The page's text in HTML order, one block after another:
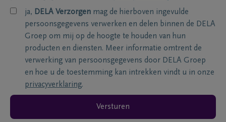
ja, DELA Verzorgen mag de hierboven ingevulde
persoonsgegevens verwerken en delen binnen de DELA
Groep om mij op de hoogte te houden van hun
producten en diensten. Meer informatie omtrent de
verwerking van persoonsgegevens door DELA Groep
en hoe u de toestemming kan intrekken vindt u in onze
privacyverklaring.
Versturen